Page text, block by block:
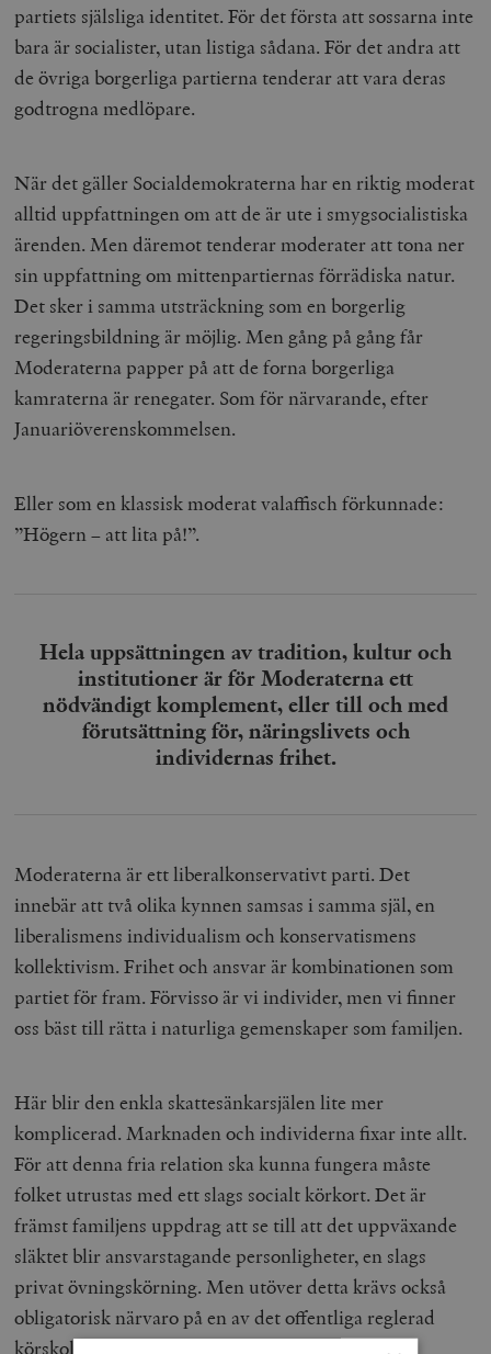
partiets själsliga identitet. För det första att sossarna inte
bara är socialister, utan listiga sådana. För det andra att
de övriga borgerliga partierna tenderar att vara deras
godtrogna medlöpare.
När det gäller Socialdemokraterna har en riktig moderat
alltid uppfattningen om att de är ute i smygsocialistiska
ärenden. Men däremot tenderar moderater att tona ner
sin uppfattning om mittenpartiernas förrädiska natur.
Det sker i samma utsträckning som en borgerlig
regeringsbildning är möjlig. Men gång på gång får
Moderaterna papper på att de forna borgerliga
kamraterna är renegater. Som för närvarande, efter
Januariöverenskommelsen.
Eller som en klassisk moderat valaffisch förkunnade:
”Högern – att lita på!”.
Hela uppsättningen av tradition, kultur och
institutioner är för Moderaterna ett
nödvändigt komplement, eller till och med
förutsättning för, näringslivets och
individernas frihet.
Moderaterna är ett liberalkonservativt parti. Det
innebär att två olika kynnen samsas i samma själ, en
liberalismens individualism och konservatismens
kollektivism. Frihet och ansvar är kombinationen som
partiet för fram. Förvisso är vi individer, men vi finner
oss bäst till rätta i naturliga gemenskaper som familjen.
Här blir den enkla skattesänkarsjälen lite mer
komplicerad. Marknaden och individerna fixar inte allt.
För att denna fria relation ska kunna fungera måste
folket utrustas med ett slags socialt körkort. Det är
främst familjens uppdrag att se till att det uppväxande
släktet blir ansvarstagande personligheter, en slags
privat övningskörning. Men utöver detta krävs också
obligatorisk närvaro på en av det offentliga reglerad
körskola.